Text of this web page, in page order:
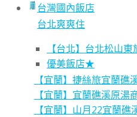
台灣國內飯店
台北爽爽住
【台北】台北松山
優美飯店★
【宜蘭】捷絲旅宜蘭礁
【宜蘭】宜蘭礁溪原
【宜蘭】山月22宜蘭